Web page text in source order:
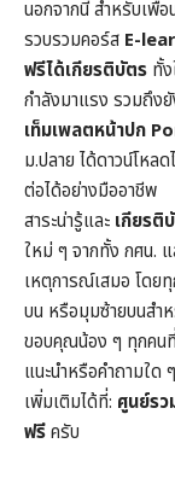
นอกจากนี้ สำหรับเพื่
รวบรวมคอร์ส E-
ฟรีได้เกียรติบัตร ทั้
กำลังมาแรง รวมถึง
เท็มเพลตหน้าปก
ม.ปลาย ได้ดาวน์โหล
ต่อได้อย่างมืออาชีพ
สาระน่ารู้และ เกียรติ
ใหม่ ๆ จากทั้ง กศน.
เหตุการณ์เสมอ โดย
บน หรือมุมซ้ายบนสำ
ขอบคุณน้อง ๆ ทุกคน
แนะนำหรือคำถามใด
เพิ่มเติมได้ที่: ศูนย์ร
ฟรีครับ